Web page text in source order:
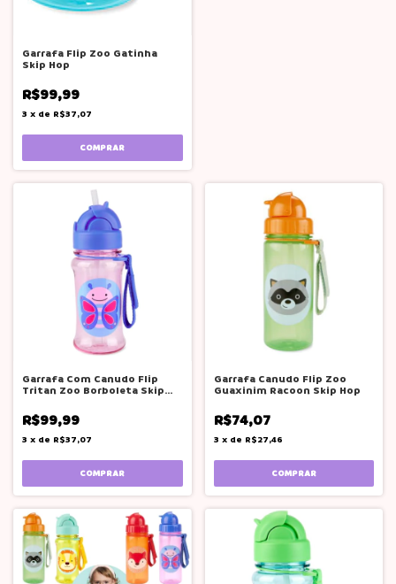
Garrafa Flip Zoo Gatinha
Skip Hop
R$99,99
3 x de R$37,07
Garrafa Com Canudo Flip
Tritan Zoo Borboleta Skip
R$99,99
3 x de R$37,07
Garrafa Canudo Flip Zoo
Guaxinim Racoon Skip Hop
R$74,07
3 x de R$27,46